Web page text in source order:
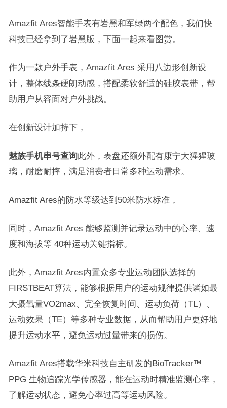
Amazfit Ares智能手表有岩黑和军绿两个配色，我们快
科技已经拿到了岩黑版，下面一起来看图赏。
作为一款户外手表，Amazfit Ares 采用八边形创新设
计，整体线条硬朗动感，搭配柔软舒适的硅胶表带，帮
助用户从容面对户外挑战。
在创新设计加持下，
魅族手机串号查询此外，表盘还额外配有康宁大猩猩玻
璃，耐磨耐摔，满足消费者日常多种运动需求。
Amazfit Ares的防水等级达到50米防水标准，
同时，Amazfit Ares 能够监测并记录运动中的心率、速
度和海拔等 40种运动关键指标。
此外，Amazfit Ares内置众多专业运动团队选择的
FIRSTBEAT算法，能够根据用户的运动规律提供诸如最
大摄氧量VO2max、完全恢复时间、运动负荷（TL）、
运动效果（TE）等多种专业数据，从而帮助用户更好地
提升运动水平，避免运动过量带来的损伤。
Amazfit Ares搭载华米科技自主研发的BioTracker™
PPG 生物追踪光学传感器，能在运动时精准监测心率，
了解运动状态，避免心率过高等运动风险。